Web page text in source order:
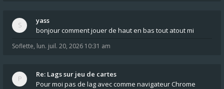
yass
bonjour comment jouer de haut en bas tout atout mi
Soflette, lun. juil. 20, 2026 10:31 am
Re: Lags sur jeu de cartes
Pour moi pas de lag avec comme navigateur Chrome